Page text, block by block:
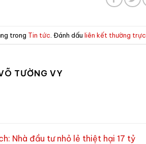
trong Tin tức . Đánh dấu liên kết thường trực
TƯỜNG VY
Nhà đầu tư nhỏ lẻ thiệt hại 17 tỷ